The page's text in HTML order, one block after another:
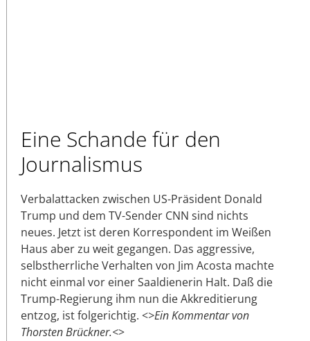
Eine Schande für den
Journalismus
Verbalattacken zwischen US-Präsident Donald
Trump und dem TV-Sender CNN sind nichts
neues. Jetzt ist deren Korrespondent im Weißen
Haus aber zu weit gegangen. Das aggressive,
selbstherrliche Verhalten von Jim Acosta machte
nicht einmal vor einer Saaldienerin Halt. Daß die
Trump-Regierung ihm nun die Akkreditierung
entzog, ist folgerichtig. <>Ein Kommentar von
Thorsten Brückner.<>